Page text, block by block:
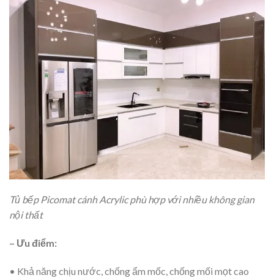
Tủ bếp Picomat cánh Acrylic phù hợp với nhiều không gian
nội thất
– Ưu điểm:
• Khả năng chịu nước, chống ẩm mốc, chống mối mọt cao